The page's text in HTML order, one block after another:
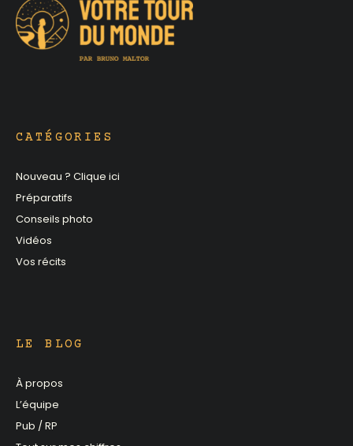
CATÉGORIES
Nouveau ? Clique ici
Préparatifs
Conseils photo
Vidéos
Vos récits
LE BLOG
À propos
L’équipe
Pub / RP